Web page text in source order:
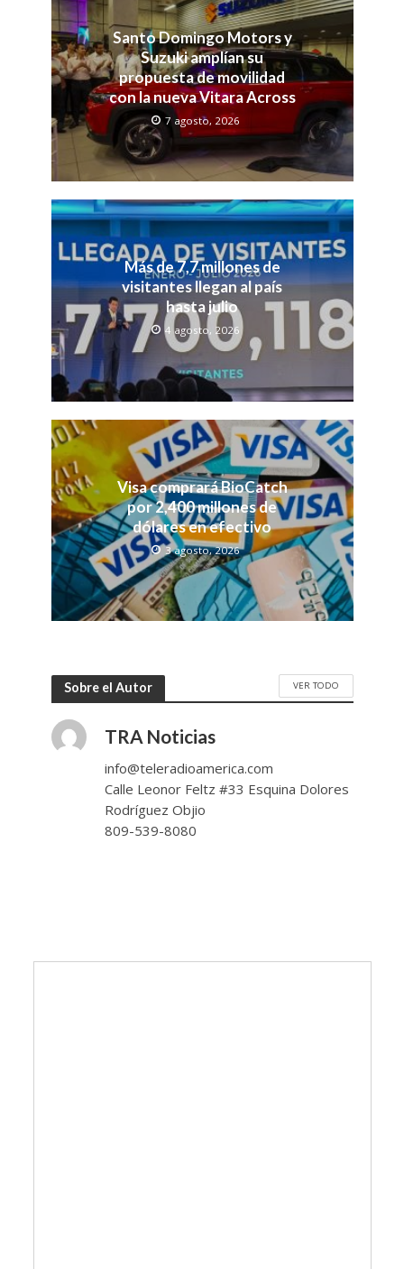
Santo Domingo Motors y
Suzuki amplían su
propuesta de movilidad
con la nueva Vitara Across
7 agosto, 2026
Más de 7,7 millones de
visitantes llegan al país
hasta julio
4 agosto, 2026
Visa comprará BioCatch
por 2,400 millones de
dólares en efectivo
3 agosto, 2026
Sobre el Autor VER TODO
TRA Noticias
info@teleradioamerica.com
Calle Leonor Feltz #33 Esquina Dolores
Rodríguez Objio
809-539-8080